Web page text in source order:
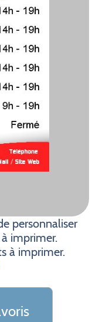
personnaliser
imprimer.
à imprimer.